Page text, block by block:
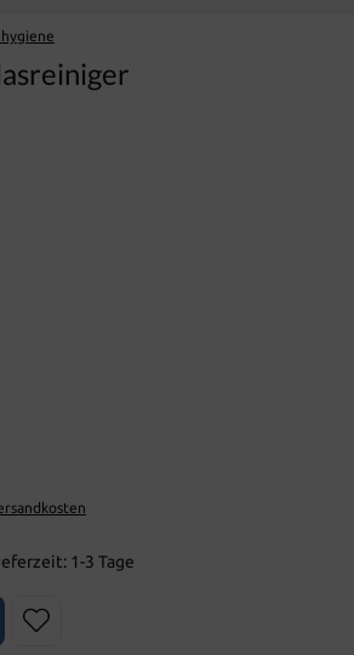
1-3 Tage
gewünschten Wert ein oder benutze die